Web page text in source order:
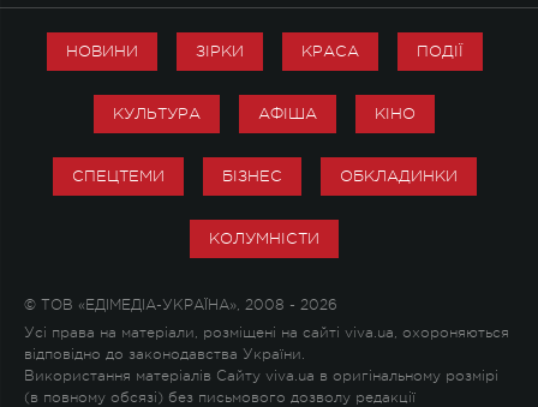
НОВИНИ ЗІРКИ КРАСА ПОДІЇ
КУЛЬТУРА АФІША КІНО
СПЕЦТЕМИ БІЗНЕС ОБКЛАДИНКИ
КОЛУМНІСТИ
© ТОВ «ЕДІМЕДІА-УКРАЇНА», 2008 - 2026
Усі права на матеріали, розміщені на сайті viva.ua, охороняються
відповідно до законодавства України.
Використання матеріалів Сайту viva.ua в оригінальному розмірі
(в повному обсязі) без письмового дозволу редакції